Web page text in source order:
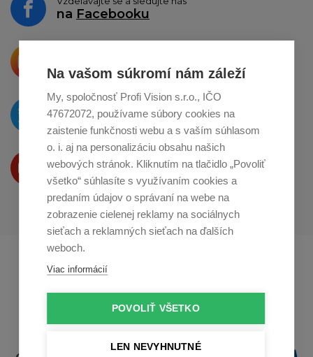
na Facebooku
o zdieľanie naInstagrame
O novinkách píšeme
naTwitteri
Produkty Vám predstavujeme
na Youtube
Profikuchař.cz
Na vašom súkromí nám záleží
My, spoločnosť Profi Vision s.r.o., IČO
47672072, používame súbory cookies na
zaistenie funkčnosti webu a s vaším súhlasom
o. i. aj na personalizáciu obsahu našich
webových stránok. Kliknutím na tlačidlo „Povoliť
všetko“ súhlasíte s využívaním cookies a
predaním údajov o správaní na webe na
zobrazenie cielenej reklamy na sociálnych
sieťach a reklamných sieťach na ďalších
weboch.
Viac informácií
POVOLIŤ VŠETKO
LEN NEVYHNUTNÉ